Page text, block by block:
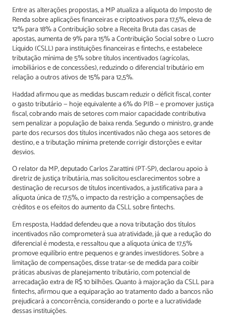
Entre as alterações propostas, a MP atualiza a alíquota do Imposto de
Renda sobre aplicações financeiras e criptoativos para 17,5%, eleva de
12% para 18% a Contribuição sobre a Receita Bruta das casas de
apostas, aumenta de 9% para 15% a Contribuição Social sobre o Lucro
Líquido (CSLL) para instituições financeiras e fintechs, e estabelece
tributação mínima de 5% sobre títulos incentivados (agrícolas,
imobiliários e de concessões), reduzindo o diferencial tributário em
relação a outros ativos de 15% para 12,5%.
Haddad afirmou que as medidas buscam reduzir o déficit fiscal, conter
o gasto tributário — hoje equivalente a 6% do PIB — e promover justiça
fiscal, cobrando mais de setores com maior capacidade contributiva
sem penalizar a população de baixa renda. Segundo o ministro, grande
parte dos recursos dos títulos incentivados não chega aos setores de
destino, e a tributação mínima pretende corrigir distorções e evitar
desvios.
O relator da MP, deputado Carlos Zarattini (PT-SP), declarou apoio à
diretriz de justiça tributária, mas solicitou esclarecimentos sobre a
destinação de recursos de títulos incentivados, a justificativa para a
alíquota única de 17,5%, o impacto da restrição a compensações de
créditos e os efeitos do aumento da CSLL sobre fintechs.
Em resposta, Haddad defendeu que a nova tributação dos títulos
incentivados não comprometerá sua atratividade, já que a redução do
diferencial é modesta, e ressaltou que a alíquota única de 17,5%
promove equilíbrio entre pequenos e grandes investidores. Sobre a
limitação de compensações, disse tratar-se de medida para coibir
práticas abusivas de planejamento tributário, com potencial de
arrecadação extra de R$ 10 bilhões. Quanto à majoração da CSLL para
fintechs, afirmou que a equiparação ao tratamento dado a bancos não
prejudicará a concorrência, considerando o porte e a lucratividade
dessas instituições.